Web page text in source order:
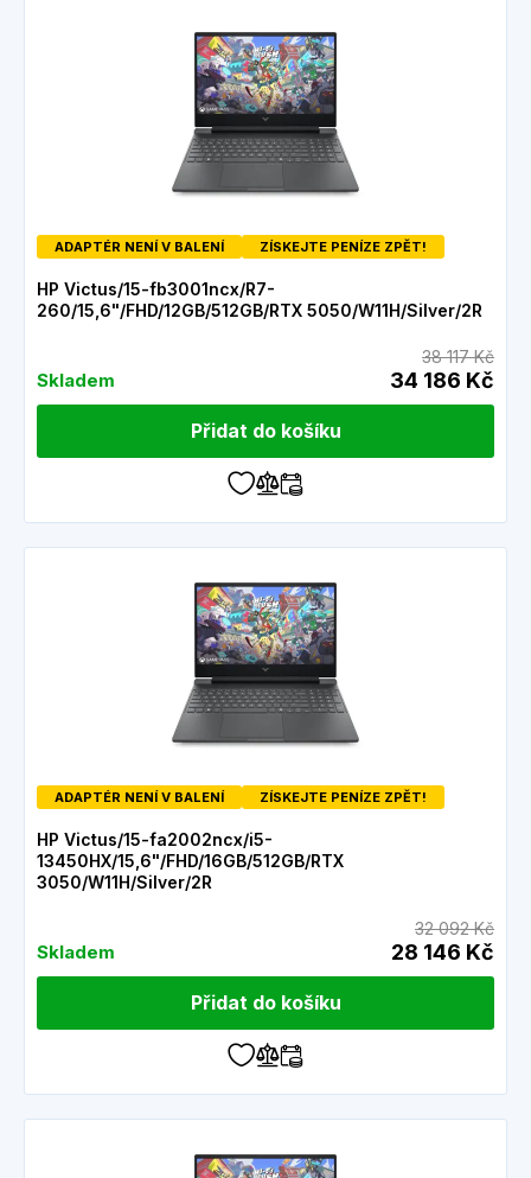
ADAPTÉR NENÍ V BALENÍ ZÍSKEJTE PENÍZE ZPĚT!
HP Victus/15-fb3001ncx/R7-
260/15,6"/FHD/12GB/512GB/RTX 5050/W11H/Silver/2R
Skladem
38 117 Kč
34 186 Kč
Přidat do košíku
ADAPTÉR NENÍ V BALENÍ ZÍSKEJTE PENÍZE ZPĚT!
HP Victus/15-fa2002ncx/i5-
13450HX/15,6"/FHD/16GB/512GB/RTX
3050/W11H/Silver/2R
Skladem
32 092 Kč
28 146 Kč
Přidat do košíku